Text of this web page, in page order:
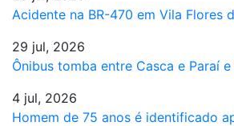
Acidente na BR-470 em Vila Flores
29 jul, 2026
Ônibus tomba entre Casca e Paraí
4 jul, 2026
Homem de 75 anos é identificado